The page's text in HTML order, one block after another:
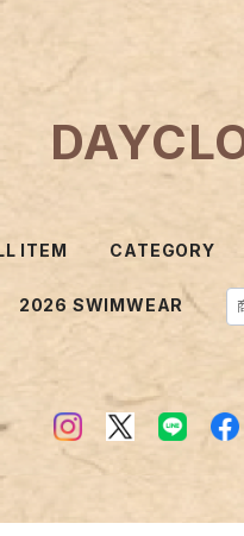
ITEM CATEGORY
2026 SWIMWEAR